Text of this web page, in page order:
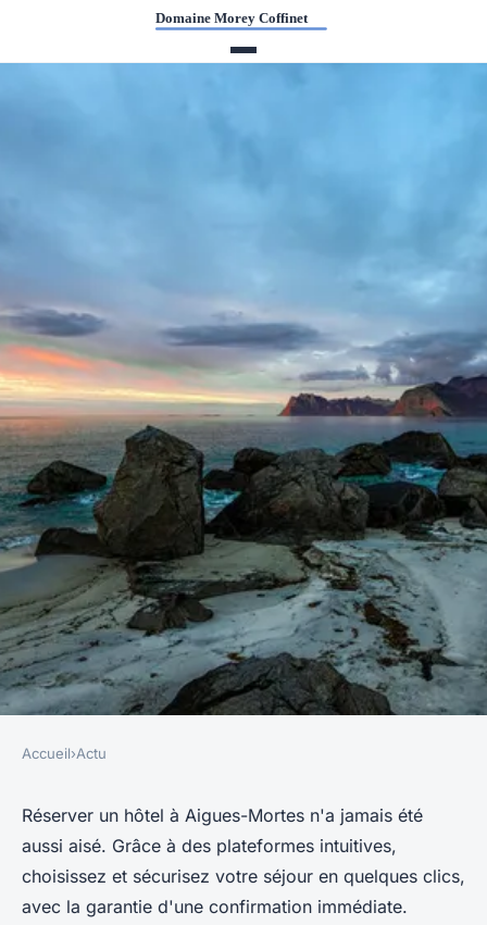
Hôtel à Aigues-Mortes : une
réservation en ligne est facile
et rapide
Accueil›Actu
Réserver un hôtel à Aigues-Mortes n'a jamais été
aussi aisé. Grâce à des plateformes intuitives,
choisissez et sécurisez votre séjour en quelques clics,
avec la garantie d'une confirmation immédiate.